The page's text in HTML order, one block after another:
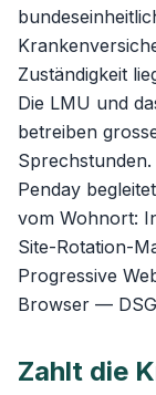
Zuständigkeit
Die LMU und
betreiben
Sprechstunden.
Penday
vom Wohnort:
Site-Rotation-
Progressive
Browser —
Zahlt die